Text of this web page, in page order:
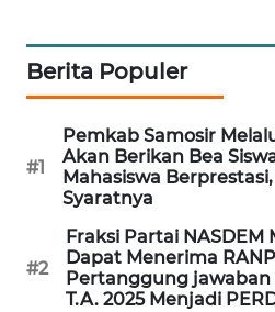
Berita Populer
#1
Pemkab Samosir
Akan Berikan Bea
Mahasiswa
Syaratnya
#2
Fraksi Partai
Dapat Menerima
Pertanggung jawaban
T.A. 2025 Menjadi
NEWS
NEWS
AKHLAK
PERAPKI
NEWS